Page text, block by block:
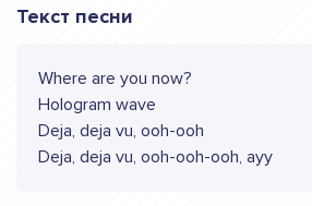
Текст песни
Where are you now?
Hologram wave
Deja, deja vu, ooh-ooh
Deja, deja vu, ooh-ooh-ooh, ayy